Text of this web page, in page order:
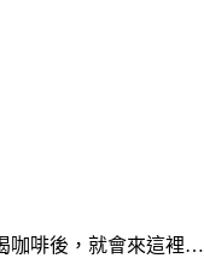
咖啡後，就會來這裡…